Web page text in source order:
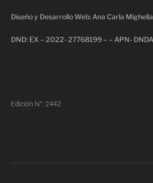
Diseño y Desarrollo Web: Ana Carla Mighella
DND: EX – 2022- 27768199 – – APN-
Edición N°: 2442